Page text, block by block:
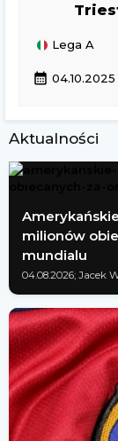
Lega A
calendar_month
Aktualności
milionów
mundialu
04.08.2026; Jacek